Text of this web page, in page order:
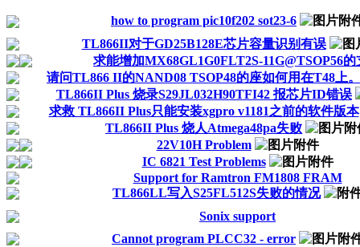
how to program pic10f202 sot23-6
TL866II对于GD25B128E芯片容量识别有误
求能增加MX68GL1G0FLT2S-11G@TSOP56的
请问TL866 II的NAND08 TSOP48的座如何用在T48上。
TL866II Plus 烧录S29JL032H90TFI42 报芯片ID错误
求救 TL866II Plus只能安装xgpro v1181之前的软件版本
TL866II Plus 烧人Atmega48pa失败
22V10H Problem
IC 6821 Test Problems
Support for Ramtron FM1808 FRAM
TL866LL写入S25FL512S失败的情况
Sonix support
Cannot program PLCC32 - error